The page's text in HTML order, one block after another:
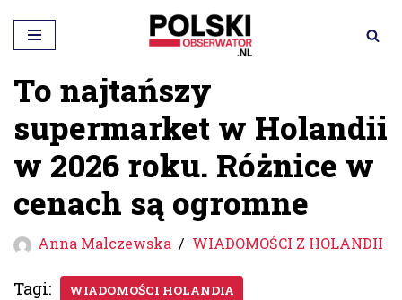
Przejdź
do
treści
To najtańszy
supermarket w Holandii
w 2026 roku. Różnice w
cenach są ogromne
Anna Malczewska WIADOMOŚCI Z HOLANDII
Tagi: WIADOMOŚCI HOLANDIA